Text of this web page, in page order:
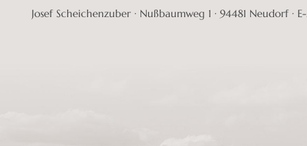
Josef Scheichenzuber · Nußbaumweg 1 · 94481 Neudorf ·